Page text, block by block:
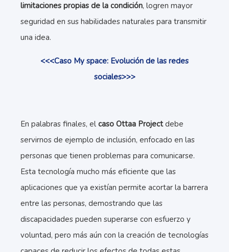
limitaciones propias de la condición, logren mayor
seguridad en sus habilidades naturales para transmitir
una idea.
<<<Caso My space: Evolución de las redes
sociales>>>
En palabras finales, el caso Ottaa Projectdebe
servirnos de ejemplo de inclusión, enfocado en las
personas que tienen problemas para comunicarse.
Esta tecnología mucho más eficiente que las
aplicaciones que ya existían permite acortar la barrera
entre las personas, demostrando que las
discapacidades pueden superarse con esfuerzo y
voluntad, pero más aún con la creación de tecnologías